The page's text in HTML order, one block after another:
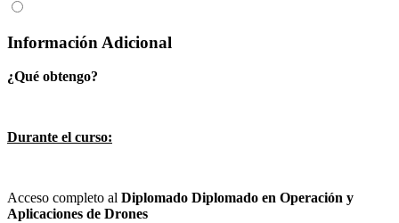
Información Adicional
¿Qué obtengo?
Durante el curso:
Acceso completo al Diplomado Diplomado en Operación y
Aplicaciones de Drones